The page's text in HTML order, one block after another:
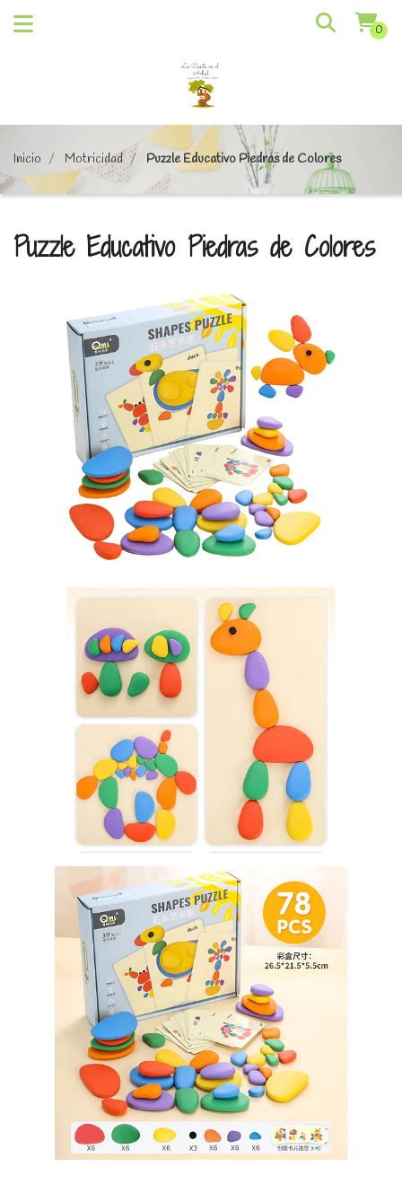
0
Inicio Motricidad Puzzle Educativo Piedras de Colores
Puzzle Educativo Piedras de Colores